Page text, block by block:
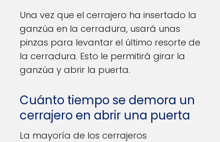
Una vez que el cerrajero ha insertado la
ganzúa en la cerradura, usará unas
pinzas para levantar el último resorte de
la cerradura. Esto le permitirá girar la
ganzúa y abrir la puerta.
Cuánto tiempo se demora un
cerrajero en abrir una puerta
La mayoría de los cerrajeros